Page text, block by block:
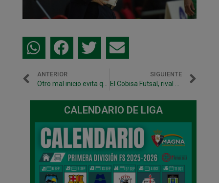
ANTERIOR
Otro mal inicio evita que Osasuna Magna pueda sumar fuera
SIGUIENTE
El Cobisa Futsal, rival de Copa del Rey
CALENDARIO DE LIGA